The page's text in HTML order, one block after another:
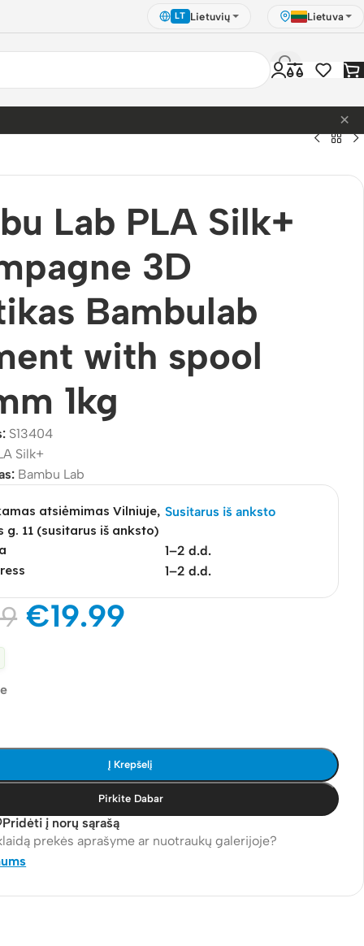
LT Lietuvių Lietuva
×
Lab PLA Silk+
3D
Bambulab
with spool
1kg
S13404
Silk+
Bambu Lab
atsiėmimas Vilniuje,
g. 11 (susitarus iš anksto)
Susitarus iš anksto
1–2 d.d.
1–2 d.d.
€19.99
Į Krepšelį
Pirkite Dabar
Pridėti į norų sąrašą
prekės aprašyme ar nuotraukų galerijoje?